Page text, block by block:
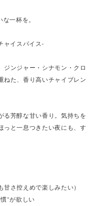
一杯を。
ャイスパイス-
ジンジャー・シナモン・クロ
ねた、香り高いチャイブレン
る芳醇な甘い香り。気持ちを
っと一息つきたい夜にも、す
さ控えめで楽しみたい）
”が欲しい